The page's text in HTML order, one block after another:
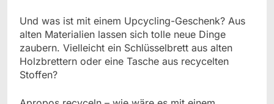
Und was ist mit einem Upcycling-Geschenk? Aus
alten Materialien lassen sich tolle neue Dinge
zaubern. Vielleicht ein Schlüsselbrett aus alten
Holzbrettern oder eine Tasche aus recycelten
Stoffen?